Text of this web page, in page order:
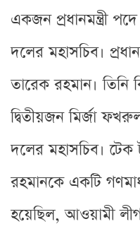
একজন প্রধানমন্ত্রী
দলের মহাসচিব।
তারেক রহমান। তিনি
দ্বিতীয়জন মির্জা
দলের মহাসচিব।
রহমানকে একটি
হয়েছিল, আওয়ামী